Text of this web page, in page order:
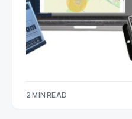
2 MIN READ